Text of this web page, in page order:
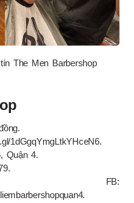
The Men Barbershop
1dGgqYmgLtkYHceN6.
Quận 4.
FB: